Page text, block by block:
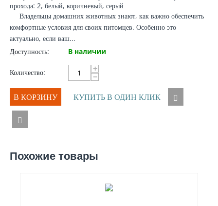
прохода: 2, белый, коричневый, серый
Владельцы домашних животных знают, как важно обеспечить
комфортные условия для своих питомцев. Особенно это
актуально, если ваш...
Доступность:
В наличии
Количество:
+
−
В КОРЗИНУ КУПИТЬ В ОДИН КЛИК
Похожие товары